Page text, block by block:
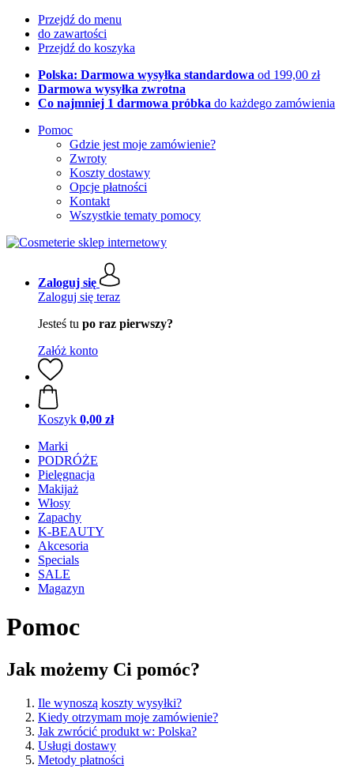
Przejdź do menu
do zawartości
Przejdź do koszyka
Polska: Darmowa wysyłka standardowa od 199,00 zł
Darmowa wysyłka zwrotna
Co najmniej 1 darmowa próbka do każdego zamówienia
Pomoc
Gdzie jest moje zamówienie?
Zwroty
Koszty dostawy
Opcje płatności
Kontakt
Wszystkie tematy pomocy
Zaloguj się
Zaloguj się teraz
Jesteś tu po raz pierwszy?
Załóż konto
Koszyk 0,00 zł
Marki
PODRÓŻE
Pielęgnacja
Makijaż
Włosy
Zapachy
K-BEAUTY
Akcesoria
Specials
SALE
Magazyn
Pomoc
Jak możemy Ci pomóc?
Ile wynoszą koszty wysyłki?
Kiedy otrzymam moje zamówienie?
Jak zwrócić produkt w: Polska?
Usługi dostawy
Metody płatności